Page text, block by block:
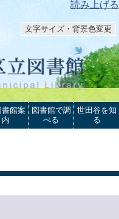
読み上げる
文字サイズ・背景色変更
書館案
内
図書館で調
べる
世田谷を知
る